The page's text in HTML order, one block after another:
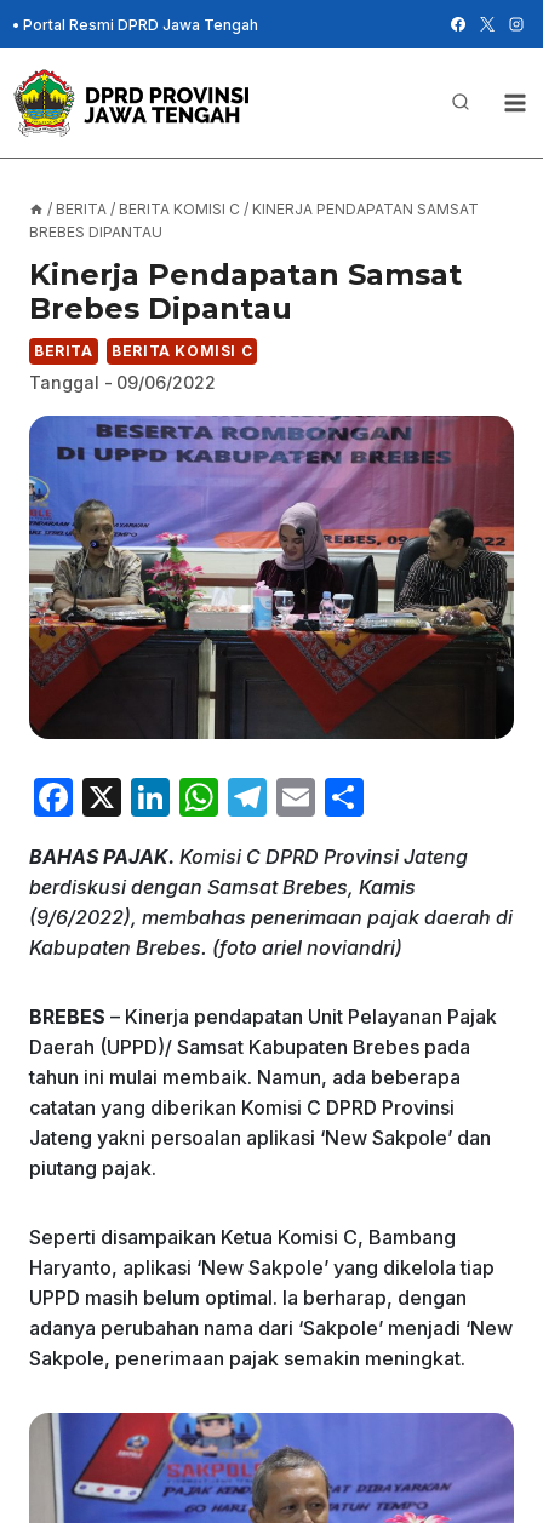
Skip
to
content
• Portal Resmi DPRD Jawa Tengah
/ BERITA / BERITA KOMISI C / KINERJA PENDAPATAN SAMSAT
BREBES DIPANTAU
Kinerja Pendapatan Samsat
Brebes Dipantau
BERITA BERITA KOMISI C
Tanggal - 09/06/2022
F
c
e
b
o
k
X
Li
k
e
dI
W
at
s
A
p
T
e
gr
a
E
ai
l
ar
e
BAHAS PAJAK. Komisi C DPRD Provinsi Jateng
berdiskusi dengan Samsat Brebes, Kamis
(9/6/2022), membahas penerimaan pajak daerah di
Kabupaten Brebes. (foto ariel noviandri)
BREBES – Kinerja pendapatan Unit Pelayanan Pajak
Daerah (UPPD)/ Samsat Kabupaten Brebes pada
tahun ini mulai membaik. Namun, ada beberapa
catatan yang diberikan Komisi C DPRD Provinsi
Jateng yakni persoalan aplikasi ‘New Sakpole’ dan
piutang pajak.
Seperti disampaikan Ketua Komisi C, Bambang
Haryanto, aplikasi ‘New Sakpole’ yang dikelola tiap
UPPD masih belum optimal. Ia berharap, dengan
adanya perubahan nama dari ‘Sakpole’ menjadi ‘New
Sakpole, penerimaan pajak semakin meningkat.